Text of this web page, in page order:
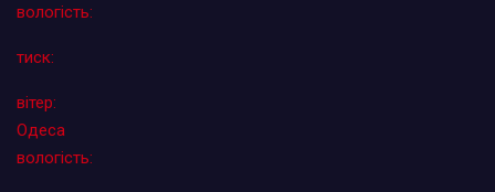
вологість:
тиск:
вітер:
Одеса
вологість: